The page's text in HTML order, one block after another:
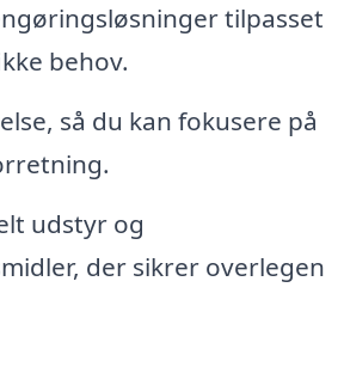
tilpasset
behov.
så du kan fokusere på
udstyr og
der sikrer overlegen